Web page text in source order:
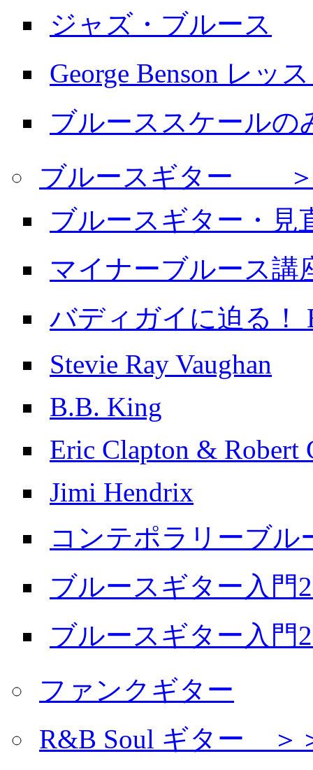
ジャズ・ブルース
George Benson レッ
ブルーススケールの
ブルースギター ＞
ブルースギター・見
マイナーブルース講
バディガイに迫る！
Stevie Ray Vaughan
B.B. King
Eric Clapton & Robert
Jimi Hendrix
コンテポラリーブル
ブルースギター入門
ブルースギター入門
ファンクギター
R&B Soul ギター ＞